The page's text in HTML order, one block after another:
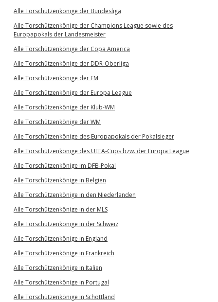
Alle Torschützenkönige der Bundesliga
Alle Torschützenkönige der Champions League sowie des
Europapokals der Landesmeister
Alle Torschützenkönige der Copa America
Alle Torschützenkönige der DDR-Oberliga
Alle Torschützenkönige der EM
Alle Torschützenkönige der Europa League
Alle Torschützenkönige der Klub-WM
Alle Torschützenkönige der WM
Alle Torschützenkönige des Europapokals der Pokalsieger
Alle Torschützenkönige des UEFA-Cups bzw. der Europa League
Alle Torschützenkönige im DFB-Pokal
Alle Torschützenkönige in Belgien
Alle Torschützenkönige in den Niederlanden
Alle Torschützenkönige in der MLS
Alle Torschützenkönige in der Schweiz
Alle Torschützenkönige in England
Alle Torschützenkönige in Frankreich
Alle Torschützenkönige in Italien
Alle Torschützenkönige in Portugal
Alle Torschützenkönige in Schottland